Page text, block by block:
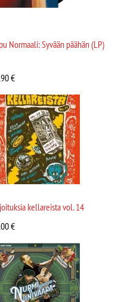
Normaali: Syvään päähän (LP)
€
kellareista vol. 14
€